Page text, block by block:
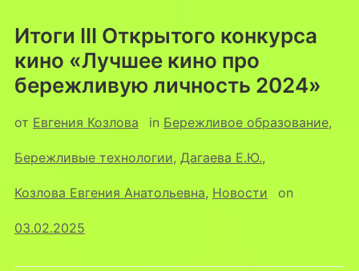
Итоги III Открытого конкурса
кино «Лучшее кино про
бережливую личность 2024»
от Евгения Козлова in Бережливое образование,
Бережливые технологии, Дагаева Е.Ю.,
Козлова Евгения Анатольевна, Новости on
03.02.2025